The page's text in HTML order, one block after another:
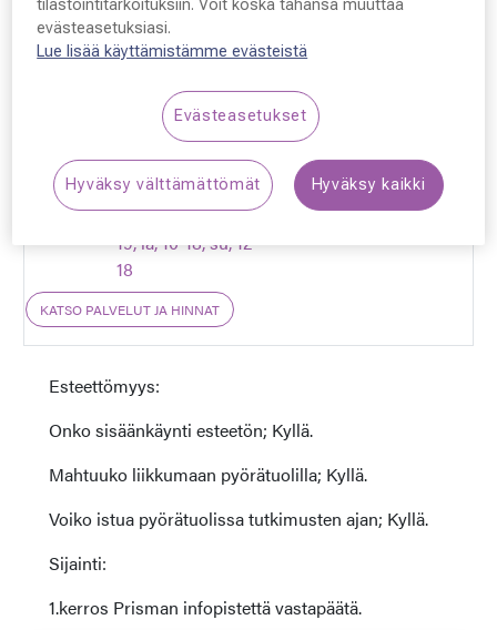
0207 608 636
helsinki.hertsi@silmaasema.fi
ma-pe, 10-
19, la, 10-18, su, 12-
18
KATSO PALVELUT JA HINNAT
Esteettömyys:
Onko sisäänkäynti esteetön; Kyllä.
Mahtuuko liikkumaan pyörätuolilla; Kyllä.
Voiko istua pyörätuolissa tutkimusten ajan; Kyllä.
Sijainti:
1.kerros Prisman infopistettä vastapäätä.
tilastointitarkoituksiin. Voit koska tahansa muuttaa
evästeasetuksiasi.
Lue lisää käyttämistämme evästeistä
Evästeasetukset
Hyväksy välttämättömät Hyväksy kaikki